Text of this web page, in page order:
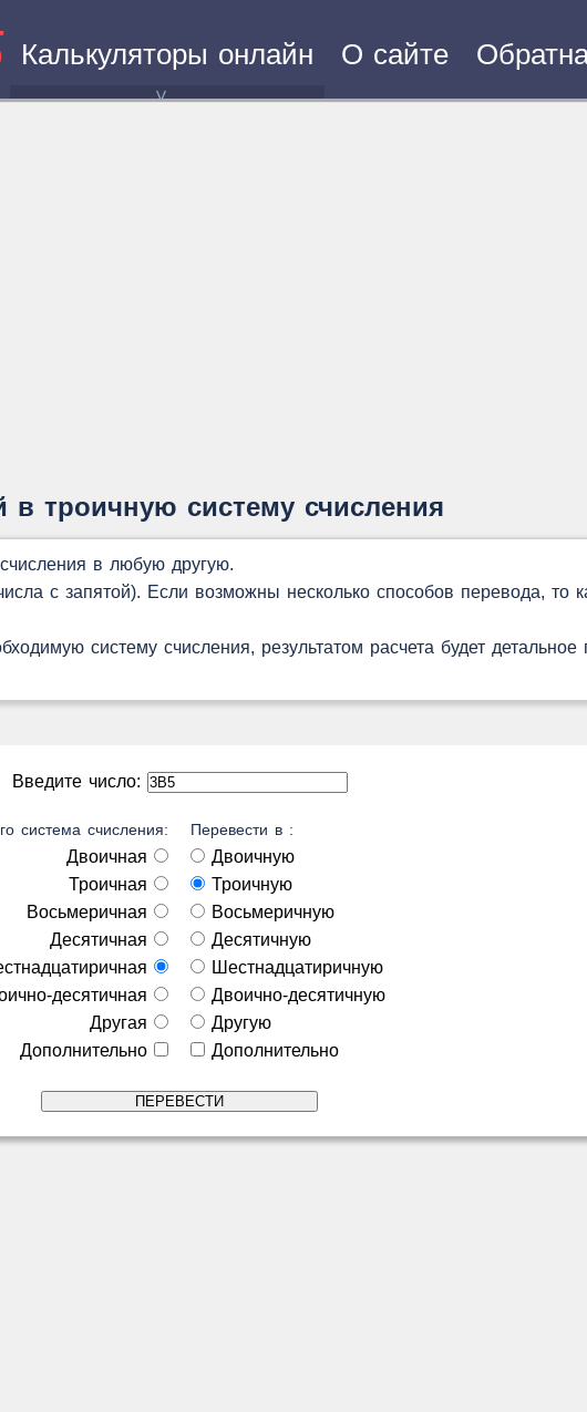
Калькуляторы онлайн О сайте
в троичную систему счисления
в любую другую.
с запятой). Если возможны несколько способов перевода, то
систему счисления, результатом расчета будет
Введите число:
система счисления:
Двоичная
Троичная
Восьмеричная
Десятичная
десятичная
Другая
Дополнительно
Перевести в :
Двоичную
Троичную
Восьмеричную
Десятичную
Шестнадцатиричную
Двоично-десятичную
Другую
Дополнительно